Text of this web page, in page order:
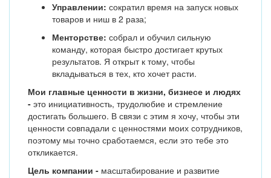
Управлении: сократил время на запуск новых
товаров и ниш в 2 раза;
Менторстве: собрал и обучил сильную
команду, которая быстро достигает крутых
результатов. Я открыт к тому, чтобы
вкладываться в тех, кто хочет расти.
Мои главные ценности в жизни, бизнесе и людях
- это инициативность, трудолюбие и стремление
достигать большего. В связи с этим я хочу, чтобы эти
ценности совпадали с ценностями моих сотрудников,
поэтому мы точно сработаемся, если это тебе это
откликается.
Цель компании - масштабирование и развитие